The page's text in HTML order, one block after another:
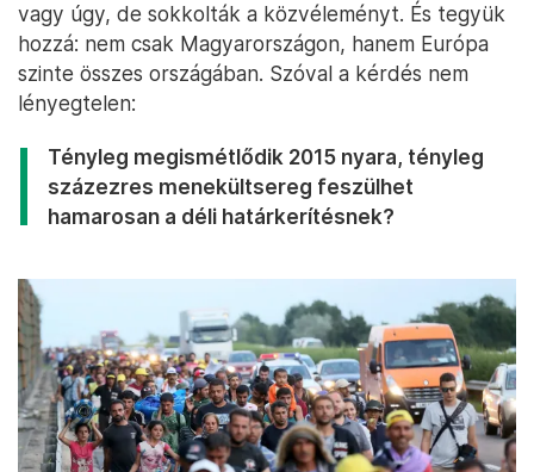
vagy úgy, de sokkolták a közvéleményt. És tegyük
hozzá: nem csak Magyarországon, hanem Európa
szinte összes országában. Szóval a kérdés nem
lényegtelen:
Tényleg megismétlődik 2015 nyara, tényleg
százezres menekültsereg feszülhet
hamarosan a déli határkerítésnek?